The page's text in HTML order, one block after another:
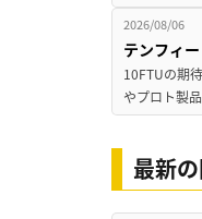
2026/08/06
テンフィ
10FTUの期
やプロト製
最新